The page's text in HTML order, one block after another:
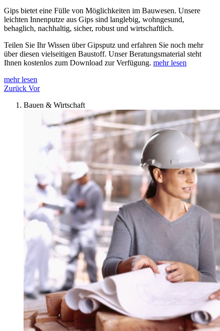
Gips bietet eine Fülle von Möglichkeiten im Bauwesen. Unsere
leichten Innenputze aus Gips sind langlebig, wohngesund,
behaglich, nachhaltig, sicher, robust und wirtschaftlich.
Teilen Sie Ihr Wissen über Gipsputz und erfahren Sie noch mehr
über diesen vielseitigen Baustoff. Unser Beratungsmaterial steht
Ihnen kostenlos zum Download zur Verfügung. mehr lesen
mehr lesen
Zurück Vor
Bauen & Wirtschaft